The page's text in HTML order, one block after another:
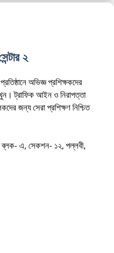
২
অভিজ্ঞ প্রশিক্ষকদের
ট্রাফিক আইন ও নিরাপত্তা
জন্য সেরা প্রশিক্ষণ নিশ্চিত
এ, সেকশন- ১২, পল্লবী,